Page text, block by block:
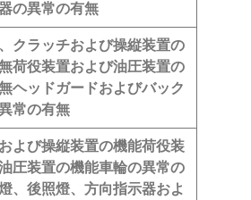
の異常の有無
クラッチおよび操縦装置の
荷役装置および油圧装置の
ヘッドガードおよびバック
常の有無
よび操縦装置の機能荷役装
圧装置の機能車輪の異常の
、後照燈、方向指示器およ